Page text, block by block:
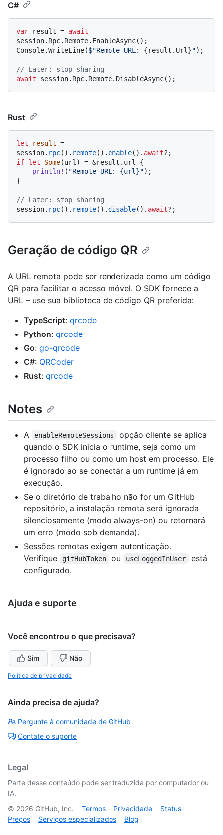
C#
var result = await
session.Rpc.Remote.EnableAsync();
Console.WriteLine($"Remote URL: {result.Url}");
// Later: stop sharing
await
Rust
let result =
session. rpc(). remote(). enable(). await
if let Some(url) = &result.url {
println! ( "Remote URL: {url}");
}
// Later: stop sharing
session. rpc(). remote().disable(). await
Geração de código QR
A URL remota pode ser renderizada como um código
QR para facilitar o acesso móvel. O SDK fornece a
URL – use sua biblioteca de código QR preferida:
TypeScript: qrcode
Python: qrcode
Go: go-qrcode
C#: QRCoder
Rust: qrcode
Notes
A enableRemoteSessions
opção cliente se aplica
quando o SDK inicia o runtime, seja como um
processo filho ou como um host em processo. Ele
é ignorado ao se conectar a um runtime já em
execução.
Se o diretório de trabalho não for um GitHub
repositório, a instalação remota será ignorada
silenciosamente (modo always-on) ou retornará
um erro (modo sob demanda).
Sessões remotas exigem autenticação.
Verifique
gitHubToken ou useLoggedInUser
está
configurado.
Ajuda e suporte
Você encontrou o que precisava?
Sim Não
Política de privacidade
Ainda precisa de ajuda?
Pergunte à comunidade de GitHub
Contate o suporte
Legal
Parte desse conteúdo pode ser traduzida por computador ou
IA.
© 2026 GitHub, Inc. Termos Privacidade
Status
Preços
Serviços especializados Blog